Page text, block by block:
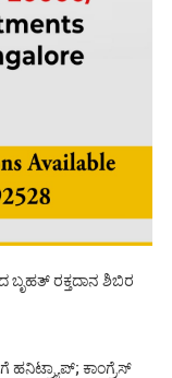
ಬೃಹತ್ ರಕ್ತದಾನ ಶಿಬಿರ
ಹನಿಟ್ರ್ಯಾಪ್; ಕಾಂಗ್ರೆಸ್